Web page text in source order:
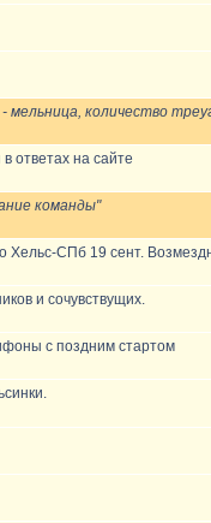
мельница, количество
ответах на сайте
команды"
Хельс-СПб 19 сент.
и сочувствущих.
с поздним стартом